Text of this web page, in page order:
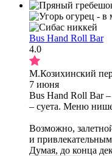
Bus Hand Roll Bar
4.0
М.Козихинский
7 июня
Bus Hand Roll Bar
– суета. Меню
Возможно,
и
Думая, до конца